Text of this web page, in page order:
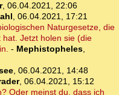
, 06.04.2021, 22:06
, 06.04.2021, 17:21
Naturgesetze, die
Jetzt holen sie (die
- Mephistopheles,
, 06.04.2021, 14:48
, 06.04.2021, 15:12
Oder meinst du, dass ich